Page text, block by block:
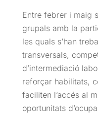
Entre febrer i maig
grupals amb la
les quals s’han
transversals,
d’intermediació
reforçar habilitats,
faciliten l’accés al
oportunitats